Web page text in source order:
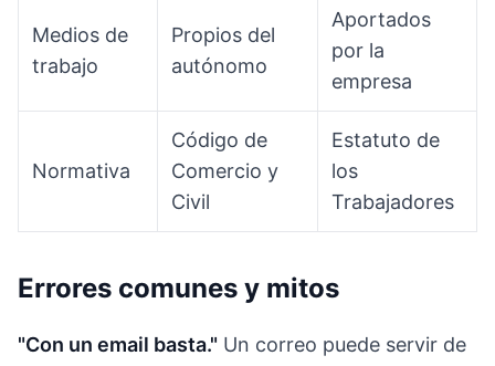
Medios de
trabajo
Propios del
autónomo
Aportados
por la
empresa
Normativa
Código de
Comercio y
Civil
Estatuto de
los
Trabajadores
Errores comunes y mitos
"Con un email basta." Un correo puede servir de